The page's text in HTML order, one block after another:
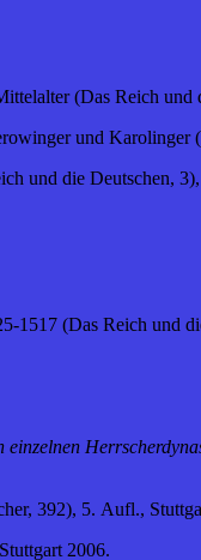
(Das Reich und
und Karolinger
und die Deutschen,
1517 (Das Reich und
392), 5. Aufl.,
2006.